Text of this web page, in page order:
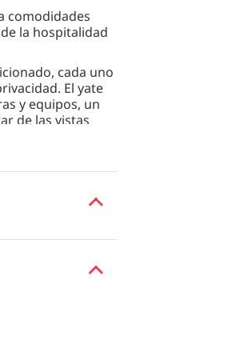
comodidades
la hospitalidad
cada uno
El yate
y equipos, un
de las vistas
de vida.
del